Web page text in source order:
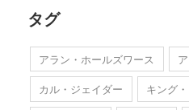
タグ
アラン・ホールズワース
カル・ジェイダー
キング